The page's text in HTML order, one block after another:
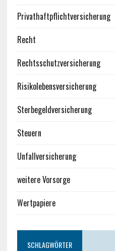
Privathaftpflichtversicherung
Recht
Rechtsschutzversicherung
Risikolebensversicherung
Sterbegeldversicherung
Steuern
Unfallversicherung
weitere Vorsorge
Wertpapiere
SCHLAGWÖRTER